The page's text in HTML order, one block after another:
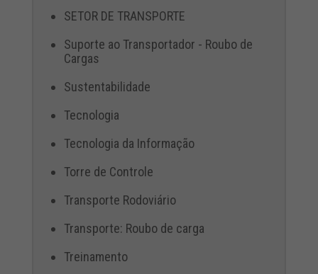
SETOR DE TRANSPORTE
Suporte ao Transportador - Roubo de
Cargas
Sustentabilidade
Tecnologia
Tecnologia da Informação
Torre de Controle
Transporte Rodoviário
Transporte: Roubo de carga
Treinamento